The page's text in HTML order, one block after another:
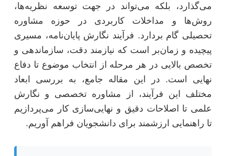
می‌گذارد، بلکه می‌تواند در جهت توسعه نظریه‌ها،
روش‌ها و مداخلات کاربردی در حوزه مشاوره
تحصیلی گام بردارد. فرآیند نگارش پایان‌نامه، مسیری
پیچیده و زمان‌بر است که نیازمند دقت، سازماندهی و
تخصص بالایی در هر مرحله از انتخاب موضوع تا دفاع
نهایی است. در این مقاله جامع، به بررسی ابعاد
مختلف این فرآیند، از مشاوره تخصصی و نگارش
علمی تا اصلاحات دقیق و نهایی‌سازی کار می‌پردازیم
تا راهنمایی ارزشمند برای دانشجویان فراهم آوریم.